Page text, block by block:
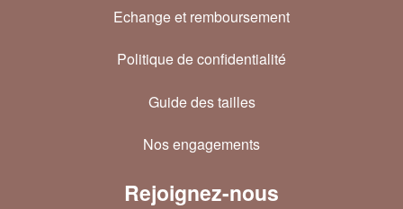
Echange et remboursement
Politique de confidentialité
Guide des tailles
Nos engagements
Rejoignez-nous